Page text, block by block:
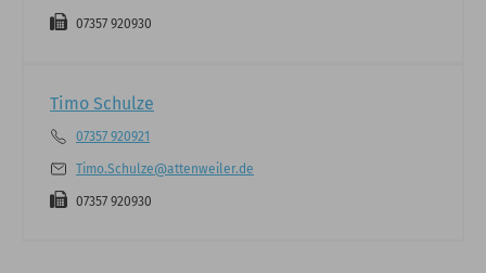
07357 920930
Timo Schulze
07357 920921
Timo.Schulze@attenweiler.de
07357 920930